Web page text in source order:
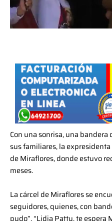
Con una sonrisa, una
sus familiares, la expresidenta
de Miraflores, donde estuvo
meses.
La cárcel de Miraflores se
seguidores, quienes, con
pudo”, “Lidia Patty, te espera